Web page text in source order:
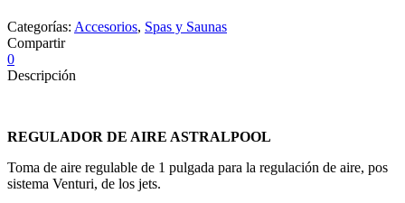
Categorías: Accesorios, Spas y Saunas
Compartir
0
Descripción
REGULADOR DE AIRE ASTRALPOOL
Toma de aire regulable de 1 pulgada para la regulación de aire, pos
sistema Venturi, de los jets.